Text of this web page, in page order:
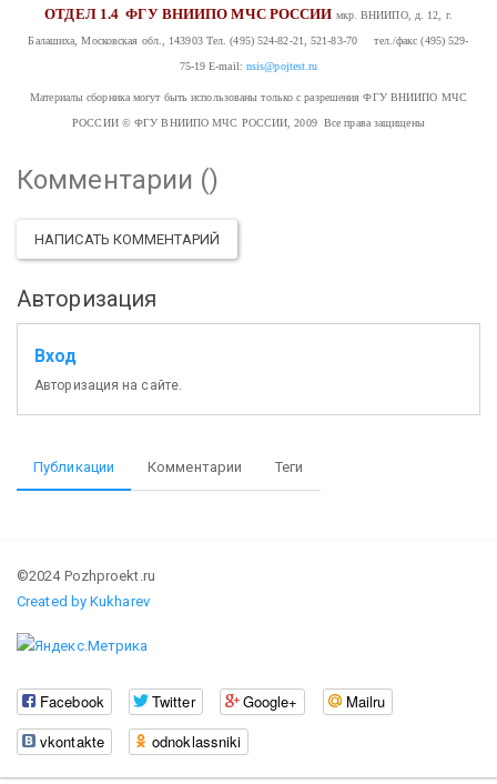
ОТДЕЛ 1.4ФГУ ВНИИПО МЧС РОССИИ мкр. ВНИИПО, д. 12, г.
Балашиха, Московская обл., 143903Тел. (495) 524-82-21, 521-83-70 тел./факс (495) 529-
75-19 E-mail: nsis@pojtest.ru
Материалы сборника могут быть использованы только с разрешения ФГУ ВНИИПО МЧС
РОССИИ© ФГУ ВНИИПО МЧС РОССИИ, 2009 Все права защищены
Комментарии ()
НАПИСАТЬ КОММЕНТАРИЙ
Авторизация
Вход
Авторизация на сайте.
Публикации Комментарии Теги
©2024 Pozhproekt.ru
Created by Kukharev
Facebook Twitter Google+
Mailru
vkontakte
odnoklassniki